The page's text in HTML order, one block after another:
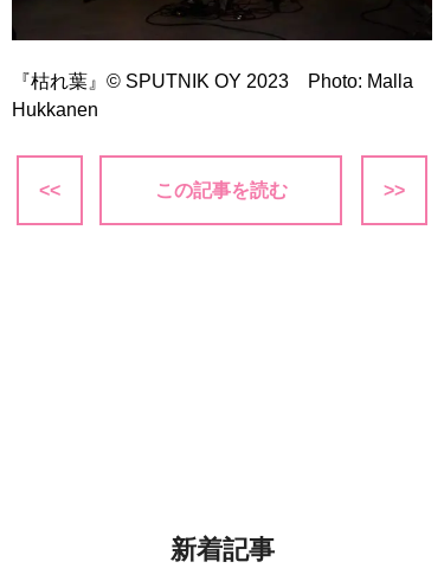
『枯れ葉』© SPUTNIK OY 2023 Photo: Malla
Hukkanen
<< この記事を読む >>
新着記事